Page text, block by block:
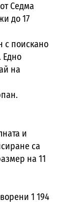
Седма
до 17
с поискано
Едно
на
и
са
на 11
1 194